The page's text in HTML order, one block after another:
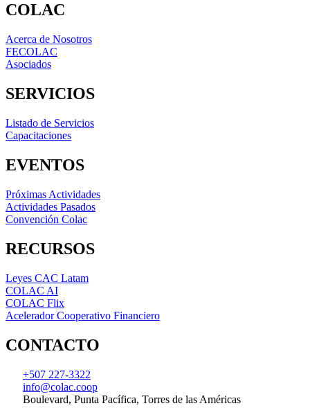
COLAC
Acerca de Nosotros
FECOLAC
Asociados
SERVICIOS
Listado de Servicios
Capacitaciones
EVENTOS
Próximas Actividades
Actividades Pasados
Convención Colac
RECURSOS
Leyes CAC Latam
COLAC AI
COLAC Flix
Acelerador Cooperativo Financiero
CONTACTO
+507 227-3322
info@colac.coop
Boulevard, Punta Pacífica, Torres de las Américas